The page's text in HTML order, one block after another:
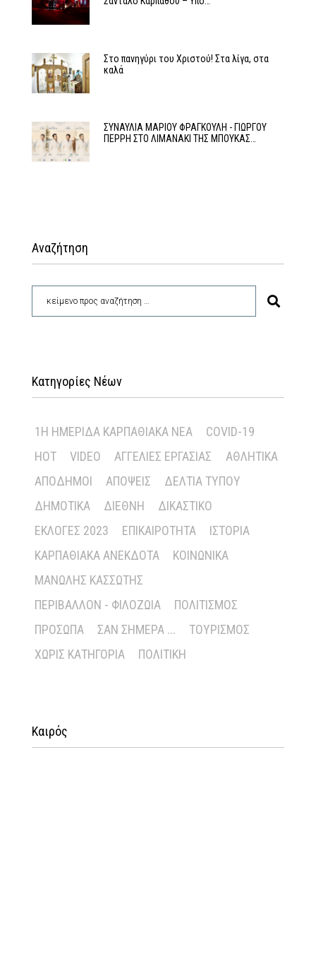
Στο πανηγύρι του Χριστού! Στα λίγα, στα
καλά
ΣΥΝΑΥΛΙΑ ΜΑΡΙΟΥ ΦΡΑΓΚΟΥΛΗ - ΓΙΩΡΓΟΥ
ΠΕΡΡΗ ΣΤΟ ΛΙΜΑΝΑΚΙ ΤΗΣ ΜΠΟΥΚΑΣ…
Αναζήτηση
Κατηγορίες Νέων
1Η ΗΜΕΡΊΔΑ ΚΑΡΠΑΘΙΑΚΆ ΝΈΑ
COVID-19
HOT
VIDEO ΑΓΓΕΛΊΕΣ ΕΡΓΑΣΊΑΣ
ΑΘΛΗΤΙΚΆ
ΑΠΌΔΗΜΟΙ
ΑΠΌΨΕΙΣ
ΔΕΛΤΊΑ ΤΎΠΟΥ
ΔΗΜΟΤΙΚΆ
ΔΙΕΘΝΉ
ΔΙΚΑΣΤΙΚΌ
ΕΚΛΟΓΈΣ 2023
ΕΠΙΚΑΙΡΌΤΗΤΑ
ΙΣΤΟΡΊΑ
ΚΑΡΠΑΘΙΑΚΆ ΑΝΈΚΔΟΤΑ
ΚΟΙΝΩΝΙΚΆ
ΜΑΝΏΛΗΣ ΚΑΣΣΏΤΗΣ
ΠΕΡΙΒΆΛΛΟΝ - ΦΙΛΟΖΩΊΑ
ΠΟΛΙΤΙΣΜΌΣ
ΠΡΌΣΩΠΑ
ΣΑΝ ΣΉΜΕΡΑ ...
ΤΟΥΡΙΣΜΌΣ
ΧΩΡΊΣ ΚΑΤΗΓΟΡΊΑ
ΠΟΛΙΤΙΚΉ
Καιρός